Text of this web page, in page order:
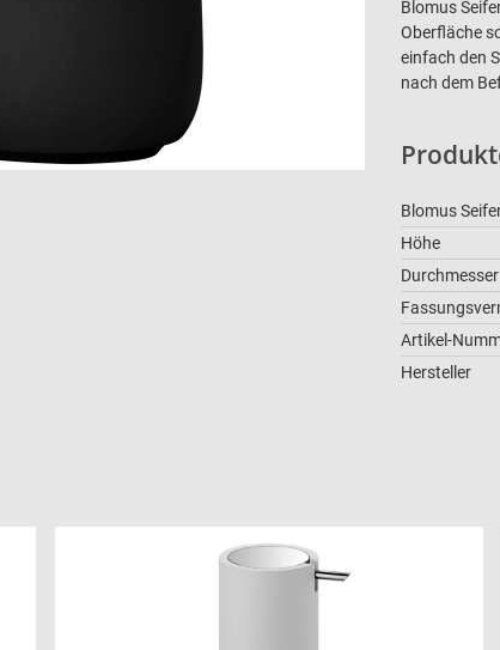
Blomus
Oberfläche
einfach den
nach dem
Blomus
Höhe
Durchmesser
Artikel-
Hersteller